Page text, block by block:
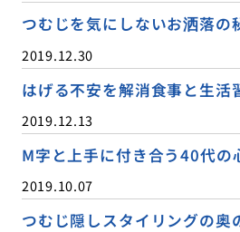
つむじを気にしないお洒落の
2019.12.30
はげる不安を解消食事と生活
2019.12.13
M字と上手に付き合う40代の
2019.10.07
つむじ隠しスタイリングの奥